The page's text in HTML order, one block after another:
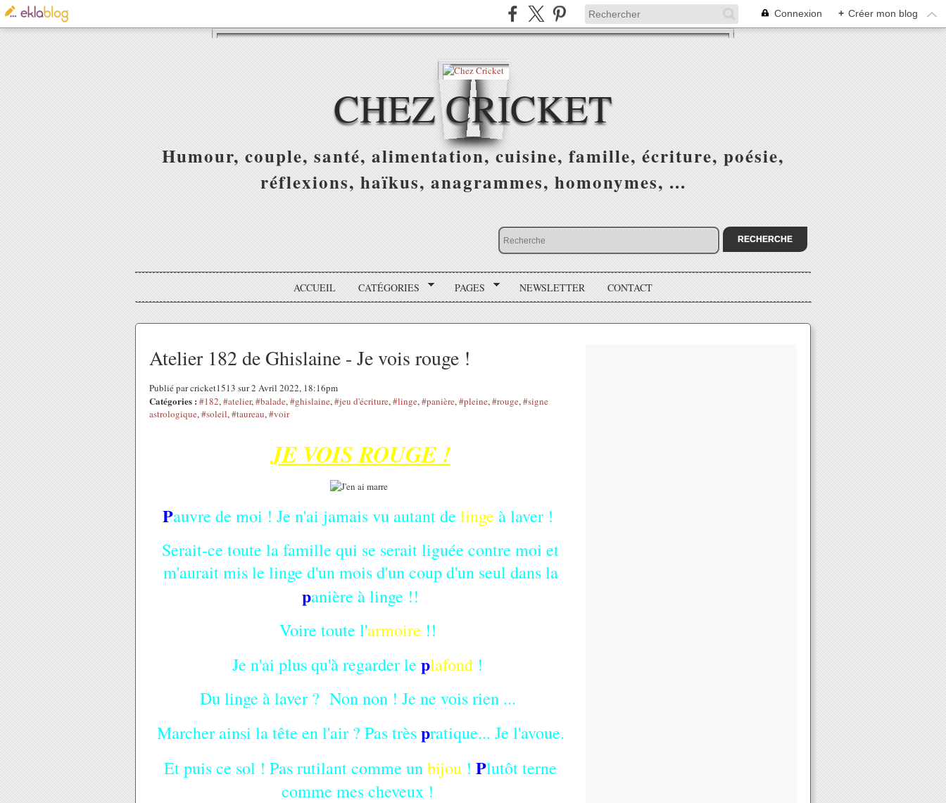
Connexion + Créer mon blog
CHEZ CRICKET
Humour, couple, santé, alimentation, cuisine, famille, écriture, poésie,
réflexions, haïkus, anagrammes, homonymes, ...
ACCUEIL CATÉGORIES PAGES NEWSLETTER CONTACT
Atelier 182 de Ghislaine - Je vois rouge !
Publié par cricket1513 sur 2 Avril 2022, 18:16pm
Catégories : #182,#atelier,#balade,#ghislaine,#jeu d'écriture,#linge,#panière,#pleine,#rouge,#signe
astrologique,#soleil,#taureau,#voir
JE VOIS ROUGE !
Pauvre de moi ! Je n'ai jamais vu autant de linge à laver !
Serait-ce toute la famille qui se serait liguée contre moi et
m'aurait mis le linge d'un mois d'un coup d'un seul dans la
panière à linge !!
Voire toute l'armoire !!
Je n'ai plus qu'à regarder le plafond !
Du linge à laver ? Non non ! Je ne vois rien ...
Marcher ainsi la tête en l'air ? Pas trèspratique... Je l'avoue.
Et puis ce sol ! Pas rutilant comme unbijou ! Plutôt terne
comme mes cheveux !